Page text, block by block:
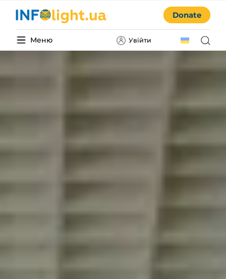
Меню Увійти
Donate